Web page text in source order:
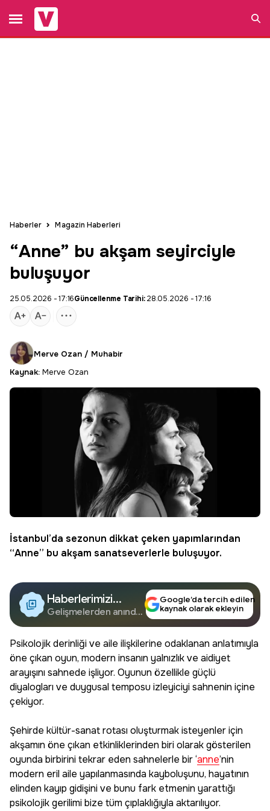
Haberler Magazin Haberleri
“Anne” bu akşam seyirciyle
buluşuyor
25.05.2026 - 17:16Güncellenme Tarihi:28.05.2026 - 17:16
Merve Ozan / Muhabir
Kaynak: Merve Ozan
İstanbul’da sezonun dikkat çeken yapımlarından
“Anne” bu akşam sanatseverlerle buluşuyor.
Haberlerimizi
Google'da Takip
Edin
Gelişmelerden anında
Google’da tercih edilen
kaynak olarak ekleyin
Psikolojik derinliği ve aile ilişkilerine odaklanan anlatımıyla
öne çıkan oyun, modern insanın yalnızlık ve aidiyet
arayışını sahnede işliyor. Oyunun özellikle güçlü
diyalogları ve duygusal temposu izleyiciyi sahnenin içine
çekiyor.
Şehirde kültür-sanat rotası oluşturmak isteyenler için
akşamın öne çıkan etkinliklerinden biri olarak gösterilen
oyunda birbirini tekrar eden sahnelerle bir ‘anne’nin
modern eril aile yapılanmasında kayboluşunu, hayatının
elinden kayıp gidişini ve bunu fark etmenin yarattığı
psikolojik gerilimi bize tüm çıplaklığıyla aktarılıyor.